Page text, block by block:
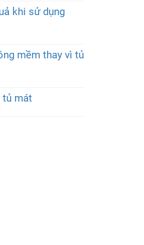
khi sử dụng
mềm thay vì tủ
tủ mát